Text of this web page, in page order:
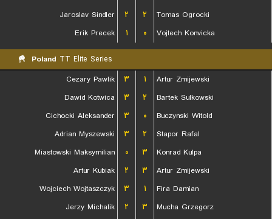
Jaroslav Sindler
۲ ۲
Tomas Ogrocki
Erik Precek
۱ ۰ Vojtech Konvicka
Poland TT Elite Series
Cezary Pawlik
۳ ۱
Artur Zmijewski
Dawid Kotwica
۳ ۲
Bartek Sulkowski
Cichocki Aleksander
۳ ۰
Buczynski Witold
Adrian Myszewski
۳ ۲
Stapor Rafal
Miastowski Maksymilian
۰ ۳
Konrad Kulpa
Artur Kubiak
۲ ۳
Artur Zmijewski
Wojciech Wojtaszczyk
۳ ۱
Fira Damian
Jerzy Michalik
۲ ۳
Mucha Grzegorz